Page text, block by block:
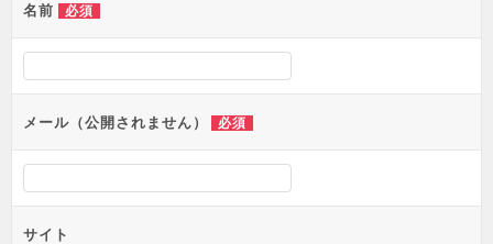
シ
ン
名前 必須
メール（公開されません） 必須
サイト